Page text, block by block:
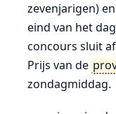
zevenjarigen)
eind van het
concours sluit
Prijs van de
zondagmiddag.